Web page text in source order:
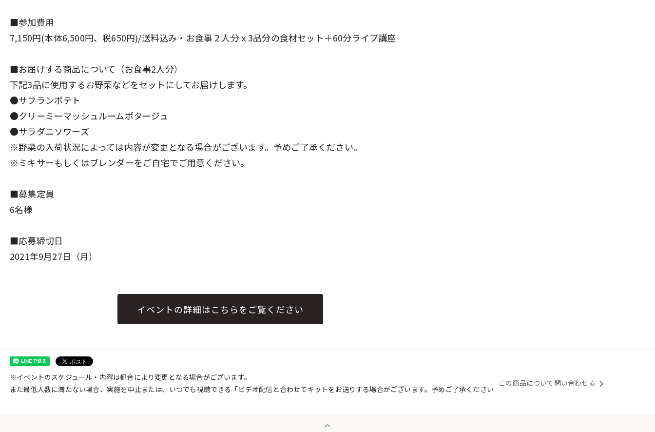
■参加費用
7,150円(本体6,500円、税650円)/送料込み・お食事２人分ｘ3品分の食材セット＋60分ライブ講座
■お届けする商品について（お食事2人分）
下記3品に使用するお野菜などをセットにしてお届けします。
●サフランポテト
●クリーミーマッシュルームポタージュ
●サラダニソワーズ
※野菜の入荷状況によっては内容が変更となる場合がございます。予めご了承ください。
※ミキサーもしくはブレンダーをご自宅でご用意ください。
■募集定員
6名様
■応募締切日
2021年9月27日（月）
イベントの詳細はこちらをご覧ください
※イベントのスケジュール・内容は都合により変更となる場合がございます。
また最低人数に満たない場合、実施を中止または、いつでも視聴できる「ビデオ配信と合わせてキットをお送りする場合がございます。予めご了承ください
この商品について問い合わせる keyboard_arrow_right
expand_less